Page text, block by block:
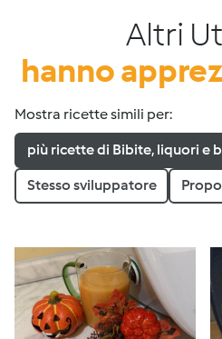
Altri
hanno
Mostra ricette simili per:
più ricette di Bibite, liquori e
Stesso sviluppatore